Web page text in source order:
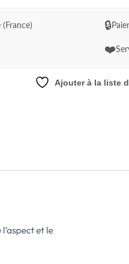
🔒
❤️
Ajouter à la liste